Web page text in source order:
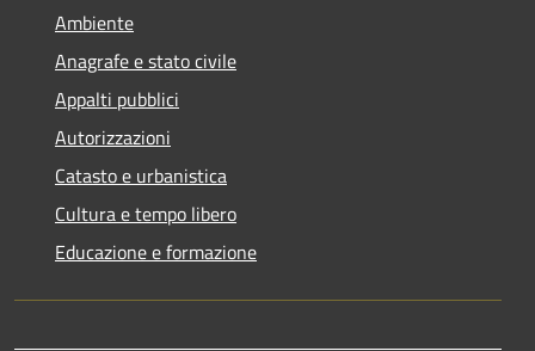
Ambiente
Anagrafe e stato civile
Appalti pubblici
Autorizzazioni
Catasto e urbanistica
Cultura e tempo libero
Educazione e formazione